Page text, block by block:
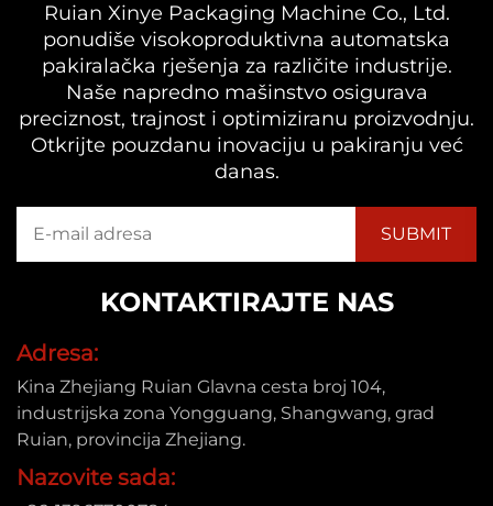
Ruian Xinye Packaging Machine Co., Ltd.
ponudiše visokoproduktivna automatska
pakiralačka rješenja za različite industrije.
Naše napredno mašinstvo osigurava
preciznost, trajnost i optimiziranu proizvodnju.
Otkrijte pouzdanu inovaciju u pakiranju već
danas.
KONTAKTIRAJTE NAS
Adresa:
Kina Zhejiang Ruian Glavna cesta broj 104,
industrijska zona Yongguang, Shangwang, grad
Ruian, provincija Zhejiang.
Nazovite sada: